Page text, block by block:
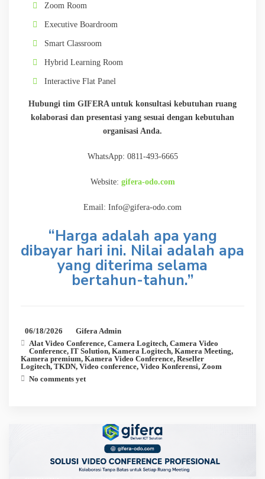
Zoom Room
Executive Boardroom
Smart Classroom
Hybrid Learning Room
Interactive Flat Panel
Hubungi tim GIFERA untuk konsultasi kebutuhan ruang
kolaborasi dan presentasi yang sesuai dengan kebutuhan
organisasi Anda.
WhatsApp: 0811-493-6665
Website: gifera-odo.com
Email: Info@gifera-odo.com
“Harga adalah apa yang
dibayar hari ini. Nilai adalah apa
yang diterima selama
bertahun-tahun.”
06/18/2026
Gifera Admin
Alat Video Conference, Camera Logitech, Camera Video
Conference, IT Solution, Kamera Logitech, Kamera Meeting,
Kamera premium, Kamera Video Conference, Reseller
Logitech, TKDN, Video conference, Video Konferensi, Zoom
No comments yet